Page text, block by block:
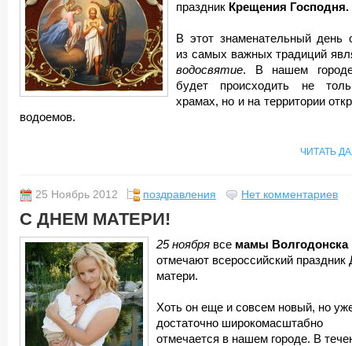
праздник Крещения Господня.
В этот знаменательный день
из самых важных традиций
водосвятие. В нашем
будет происходить не
храмах, но и на территории
водоемов.
ЧИТАТЬ
25 Ноябрь 2012 поздравления Нет комментариев
С ДНЕМ МАТЕРИ!
25 ноября все мамы Волгодонска
отмечают всероссийский праздник
матери.
Хоть он еще и совсем новый, но
достаточно широкомасштабно
отмечается в нашем городе. В